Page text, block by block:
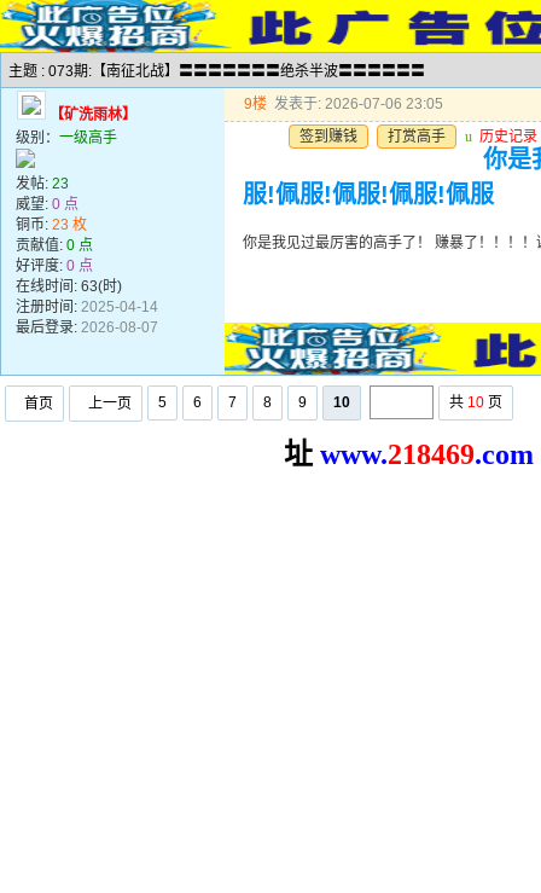
主题 : 073期:【南征北战】〓〓〓〓〓〓〓绝杀半波〓〓〓〓〓〓
【矿洗雨林】
级别： 一级高手
发帖: 23
威望: 0 点
铜币: 23 枚
贡献值: 0 点
好评度: 0 点
在线时间: 63(时)
注册时间: 2025-04-14
最后登录: 2026-08-07
9楼 发表于: 2026-07-06 23:05
签到赚钱
打赏高手 u 历史记录
你是
服!佩服!佩服!佩服!佩服
你是我见过最厉害的高手了！ 赚暴了！！！
首页 上一页 5 6 7 8 9 10 共 10 页
址 www.218469.com